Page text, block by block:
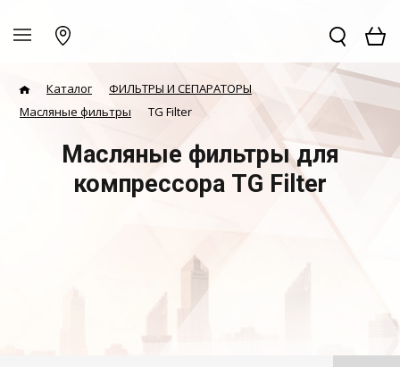
Каталог
ФИЛЬТРЫ И СЕПАРАТОРЫ
Масляные фильтры
TG Filter
Масляные фильтры для
компрессора TG Filter